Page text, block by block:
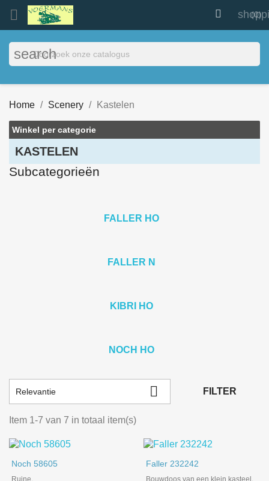
 (0)

search
Home Scenery Kastelen
Winkel per categorie
KASTELEN
Subcategorieën
FALLER HO
FALLER N
KIBRI HO
NOCH HO
Relevantie  FILTER
Item 1-7 van 7 in totaal item(s)
Noch 58605
Ruine.
Faller 232242
Bouwdoos van een klein kasteel.